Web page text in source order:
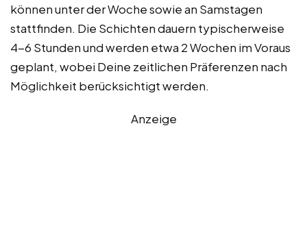
können unter der Woche sowie an Samstagen
stattfinden. Die Schichten dauern typischerweise
4-6 Stunden und werden etwa 2 Wochen im Voraus
geplant, wobei Deine zeitlichen Präferenzen nach
Möglichkeit berücksichtigt werden.
Anzeige